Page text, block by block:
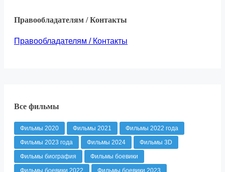
Правообладателям / Контакты
Правообладателям / Контакты
Все фильмы
Фильмы 2020 Фильмы 2021
Фильмы 2022 года
Фильмы 2023 года
Фильмы 2024
Фильмы 3D
Фильмы биография
Фильмы боевики
Фильмы боевики 2022
Фильмы боевики 2023